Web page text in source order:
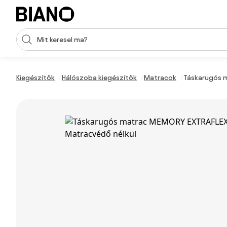
Navigáció kihagyása, ugrás a tartalomra
Keresési bevitel
Kiegészítők Hálószoba kiegészítők Matracok Táskarugós